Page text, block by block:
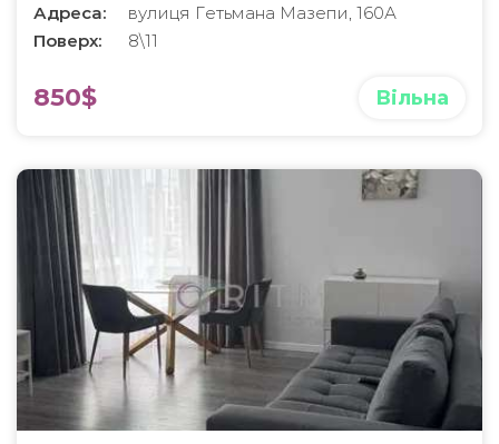
Адреса:
вулиця Гетьмана Мазепи, 160А
Поверх:
8\11
850$ Вільна